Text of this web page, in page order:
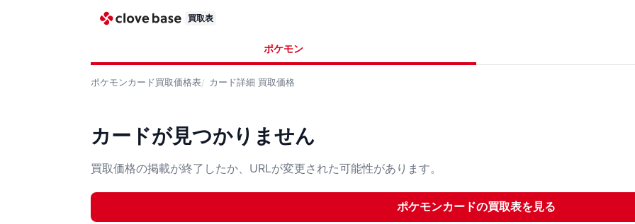
買取表
ポケモン
ポケモンカード買取価格表 カード詳細 買取価格
カードが見つかりません
買取価格の掲載が終了したか、URLが変更された可能性があります。
ポケモンカードの買取表を見る